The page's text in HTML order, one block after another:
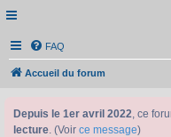
FAQ
Accueil du forum
Depuis le 1er avril 2022, ce
lecture. (Voir ce message)